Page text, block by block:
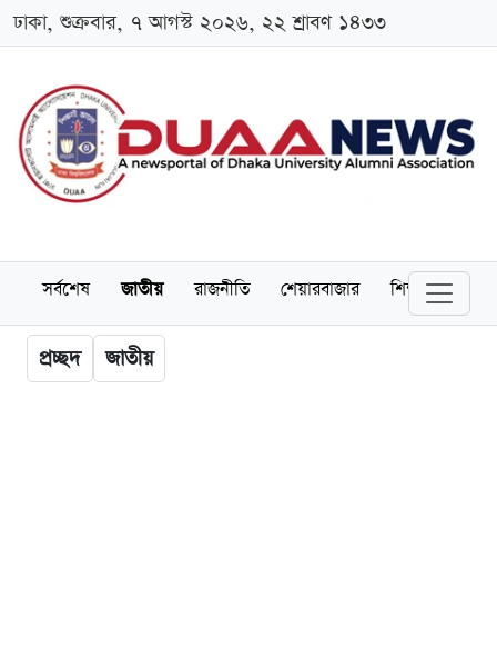
ঢাকা, শুক্রবার, ৭ আগস্ট ২০২৬, ২২ শ্রাবণ ১৪৩৩
সর্বশেষ জাতীয় রাজনীতি শেয়ারবাজার শিক্ষা
প্রচ্ছদ জাতীয়